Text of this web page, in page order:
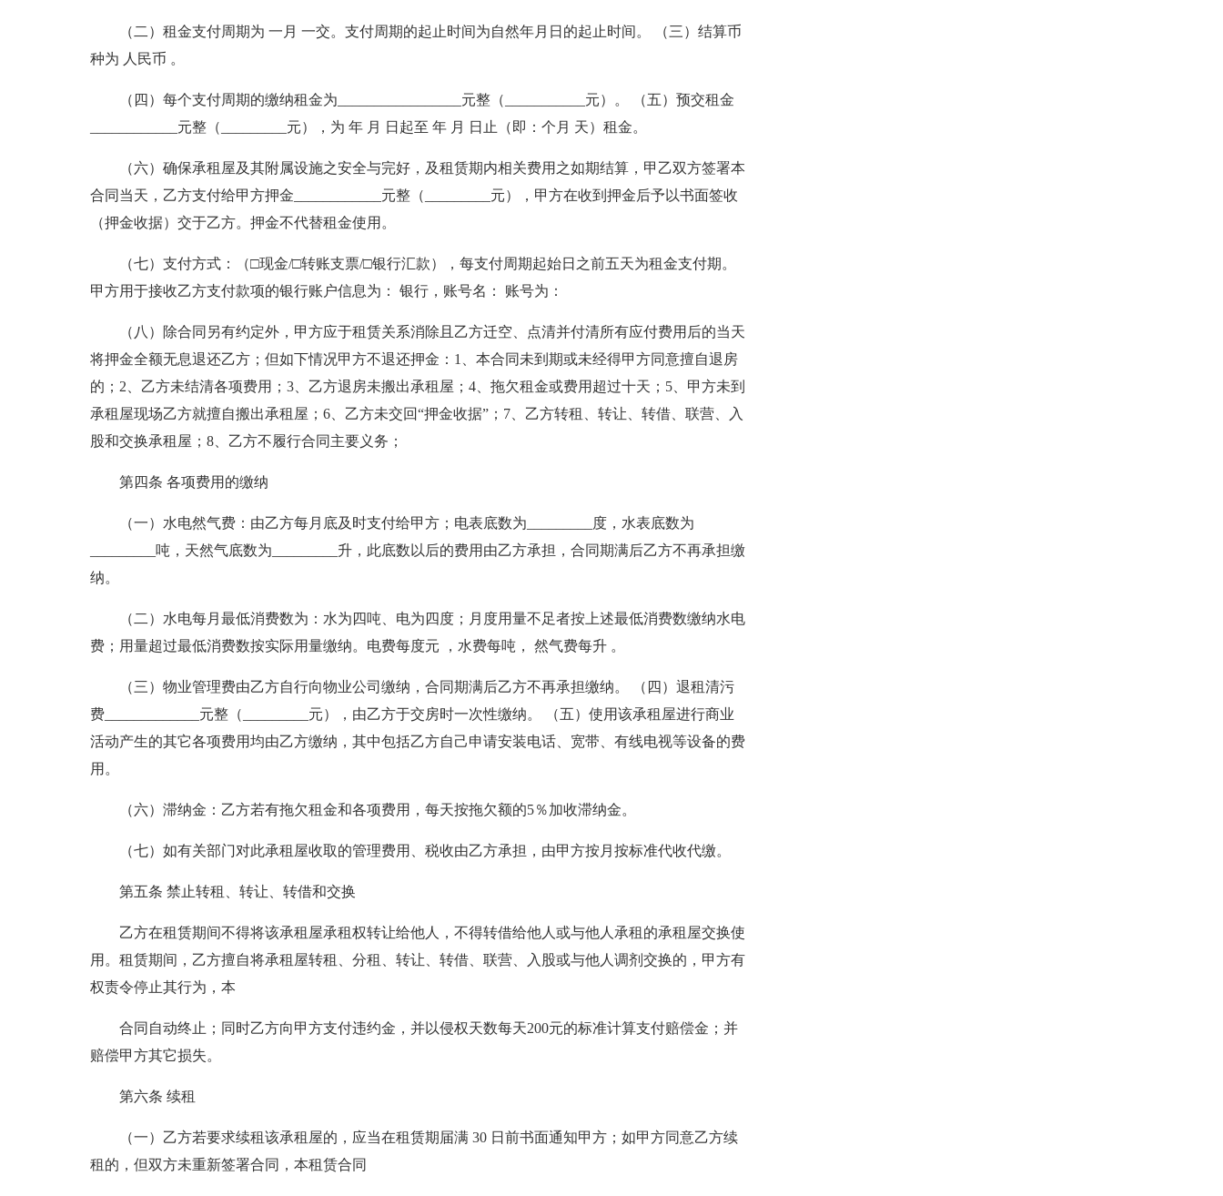
（二）租金支付周期为 一月 一交。支付周期的起止时间为自然年月日的起止时间。 （三）结算币
种为 人民币 。
（四）每个支付周期的缴纳租金为_________________元整（___________元）。 （五）预交租金
____________元整（_________元），为 年 月 日起至 年 月 日止（即：个月 天）租金。
（六）确保承租屋及其附属设施之安全与完好，及租赁期内相关费用之如期结算，甲乙双方签署本
合同当天，乙方支付给甲方押金____________元整（_________元），甲方在收到押金后予以书面签收
（押金收据）交于乙方。押金不代替租金使用。
（七）支付方式：（□现金/□转账支票/□银行汇款），每支付周期起始日之前五天为租金支付期。
甲方用于接收乙方支付款项的银行账户信息为： 银行，账号名： 账号为：
（八）除合同另有约定外，甲方应于租赁关系消除且乙方迁空、点清并付清所有应付费用后的当天
将押金全额无息退还乙方；但如下情况甲方不退还押金：1、本合同未到期或未经得甲方同意擅自退房
的；2、乙方未结清各项费用；3、乙方退房未搬出承租屋；4、拖欠租金或费用超过十天；5、甲方未到
承租屋现场乙方就擅自搬出承租屋；6、乙方未交回“押金收据”；7、乙方转租、转让、转借、联营、入
股和交换承租屋；8、乙方不履行合同主要义务；
第四条 各项费用的缴纳
（一）水电然气费：由乙方每月底及时支付给甲方；电表底数为_________度，水表底数为
_________吨，天然气底数为_________升，此底数以后的费用由乙方承担，合同期满后乙方不再承担缴
纳。
（二）水电每月最低消费数为：水为四吨、电为四度；月度用量不足者按上述最低消费数缴纳水电
费；用量超过最低消费数按实际用量缴纳。电费每度元 ，水费每吨， 然气费每升 。
（三）物业管理费由乙方自行向物业公司缴纳，合同期满后乙方不再承担缴纳。 （四）退租清污
费_____________元整（_________元），由乙方于交房时一次性缴纳。 （五）使用该承租屋进行商业
活动产生的其它各项费用均由乙方缴纳，其中包括乙方自己申请安装电话、宽带、有线电视等设备的费
用。
（六）滞纳金：乙方若有拖欠租金和各项费用，每天按拖欠额的5％加收滞纳金。
（七）如有关部门对此承租屋收取的管理费用、税收由乙方承担，由甲方按月按标准代收代缴。
第五条 禁止转租、转让、转借和交换
乙方在租赁期间不得将该承租屋承租权转让给他人，不得转借给他人或与他人承租的承租屋交换使
用。租赁期间，乙方擅自将承租屋转租、分租、转让、转借、联营、入股或与他人调剂交换的，甲方有
权责令停止其行为，本
合同自动终止；同时乙方向甲方支付违约金，并以侵权天数每天200元的标准计算支付赔偿金；并
赔偿甲方其它损失。
第六条 续租
（一）乙方若要求续租该承租屋的，应当在租赁期届满 30 日前书面通知甲方；如甲方同意乙方续
租的，但双方未重新签署合同，本租赁合同